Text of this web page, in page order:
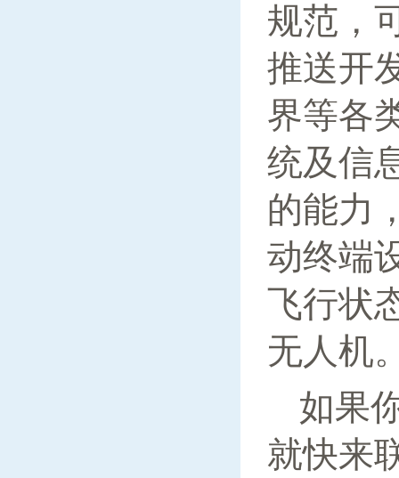
规范，
推送开
界等各
统及信
的能力
动终端
飞行状
无人机
如果
就快来